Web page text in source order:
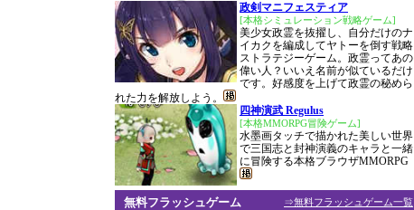
政剣マニフェスティア
[本格シミュレーション戦略ゲーム]
美少女政霊を抜擢し、自分だけのナ
イカクを編成してヤトーを倒す戦略
ストラテジーゲーム。政霊ってあの
偉い人？いいえ名前が似ているだけ
です。好感度を上げて政霊の秘めら
れた力を解放しよう。
四神演武 Regulus
[本格MMORPG冒険ゲーム]
水墨画タッチで描かれた美しい世界
で三国志と封神演義のキャラと一緒
に冒険する本格ブラウザMMORPG
⇒無料フラッシュゲーム一覧
無料フラッシュゲーム